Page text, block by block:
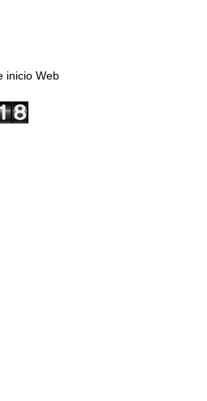
inicio Web